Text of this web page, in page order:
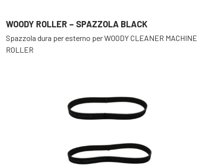
WOODY ROLLER – SPAZZOLA BLACK
Spazzola dura per esterno per WOODY CLEANER MACHINE
ROLLER